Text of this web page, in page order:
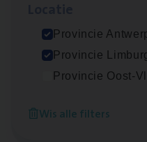
Provincie
Provincie
Provincie Oost-
Wis alle filters
Insu­ran­ce Bro­ker
Antwerpen